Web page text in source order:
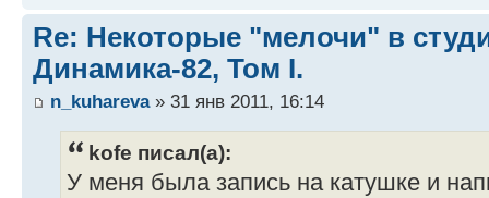
Re: Некоторые "мелочи" в
Динамика-82, Том I.
n_kuhareva» 31 янв 2011, 16:14
kofe писал(а):
У меня была запись на катушке и